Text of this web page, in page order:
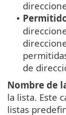
•
de
Nombre de
la lista. Este
listas